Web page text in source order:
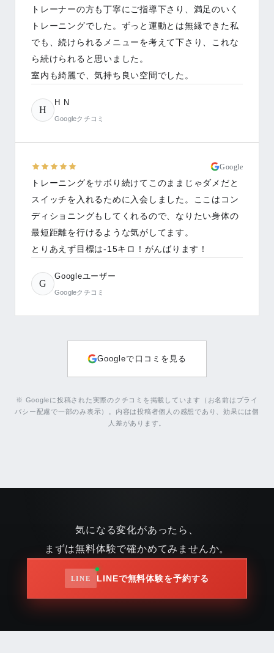
トレーナーの方も丁寧にご指導下さり、満足のいく
トレーニングでした。ずっと運動とは無縁できた私
でも、続けられるメニューを考えて下さり、これな
ら続けられると思いました。
室内も綺麗で、気持ち良い空間でした。
H
H N
Googleクチコミ
Google
トレーニングをサボり続けてこのままじゃダメだと
スイッチを入れるために入会しました。ここはコン
ディショニングもしてくれるので、なりたい身体の
最短距離を行けるような気がしてます。
とりあえず目標は-15キロ！がんばります！
G
Googleユーザー
Googleクチコミ
Googleで口コミを見る
※ Googleに投稿された実際のクチコミを掲載しています（お名前はプライ
バシー配慮で一部のみ表示）。内容は投稿者個人の感想であり、効果には個
人差があります。
気になる変化があったら、
まずは無料体験で確かめてみませんか。
LINEで無料体験を予約する